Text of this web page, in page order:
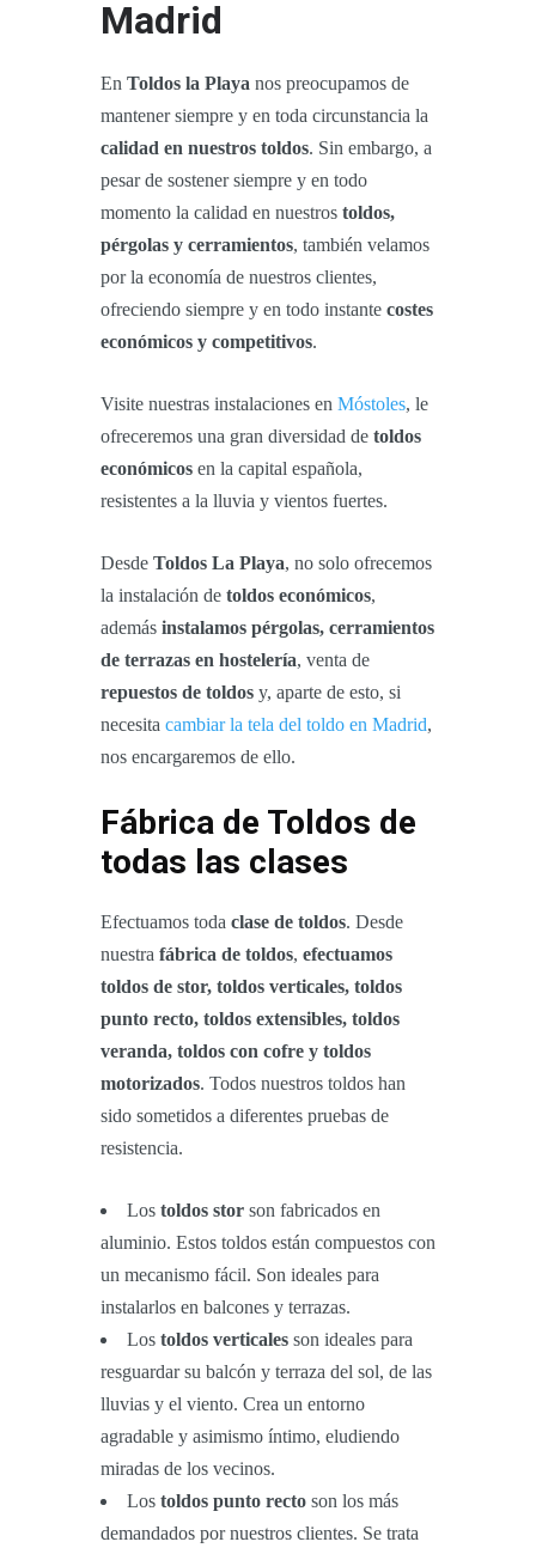
Madrid
En Toldos la Playa nos preocupamos de
mantener siempre y en toda circunstancia la
calidad en nuestros toldos. Sin embargo, a
pesar de sostener siempre y en todo
momento la calidad en nuestros toldos,
pérgolas y cerramientos, también velamos
por la economía de nuestros clientes,
ofreciendo siempre y en todo instante costes
económicos y competitivos.
Visite nuestras instalaciones en Móstoles, le
ofreceremos una gran diversidad de toldos
económicos en la capital española,
resistentes a la lluvia y vientos fuertes.
Desde Toldos La Playa, no solo ofrecemos
la instalación de toldos económicos,
además instalamos pérgolas, cerramientos
de terrazas en hostelería, venta de
repuestos de toldos y, aparte de esto, si
necesita cambiar la tela del toldo en Madrid,
nos encargaremos de ello.
Fábrica de Toldos de
todas las clases
Efectuamos toda clase de toldos. Desde
nuestra fábrica de toldos, efectuamos
toldos de stor, toldos verticales, toldos
punto recto, toldos extensibles, toldos
veranda, toldos con cofre y toldos
motorizados. Todos nuestros toldos han
sido sometidos a diferentes pruebas de
resistencia.
Los toldos stor son fabricados en
aluminio. Estos toldos están compuestos con
un mecanismo fácil. Son ideales para
instalarlos en balcones y terrazas.
Los toldos verticales son ideales para
resguardar su balcón y terraza del sol, de las
lluvias y el viento. Crea un entorno
agradable y asimismo íntimo, eludiendo
miradas de los vecinos.
Los toldos punto recto son los más
demandados por nuestros clientes. Se trata